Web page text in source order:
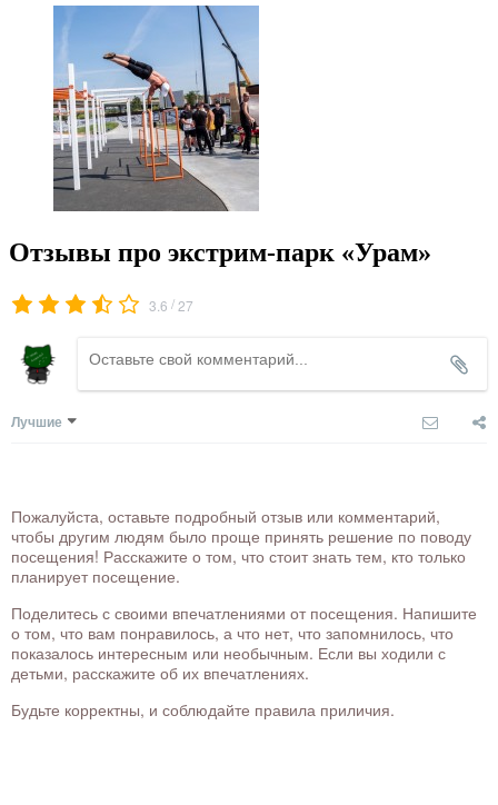
Отзывы про экстрим-парк «Урам»
3.6 /27
Лучшие
Пожалуйста, оставьте подробный отзыв или комментарий,
чтобы другим людям было проще принять решение по поводу
посещения! Расскажите о том, что стоит знать тем, кто только
планирует посещение.
Поделитесь с своими впечатлениями от посещения. Напишите
о том, что вам понравилось, а что нет, что запомнилось, что
показалось интересным или необычным. Если вы ходили с
детьми, расскажите об их впечатлениях.
Будьте корректны, и соблюдайте правила приличия.